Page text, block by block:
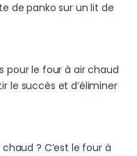
de panko sur un lit de
pour le four à air chaud
le succès et d’éliminer
? C’est le four à